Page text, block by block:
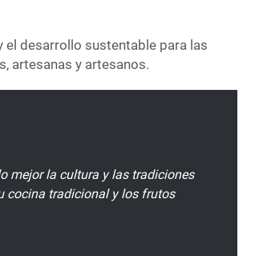
el desarrollo sustentable para las
artesanas y artesanos.
mejor la cultura y las tradiciones
cocina tradicional y los frutos